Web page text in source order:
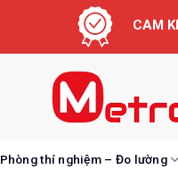
CAM
Phòng thí nghiệm – Đo lường